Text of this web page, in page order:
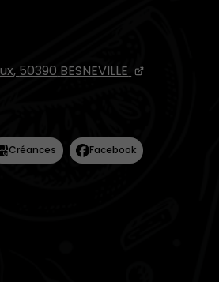
50390 BESNEVILLE